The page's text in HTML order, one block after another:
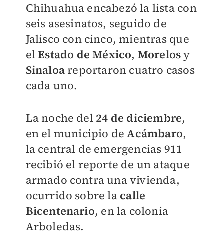
Chihuahua encabezó la lista con
seis asesinatos, seguido de
Jalisco con cinco, mientras que
elEstado de México, Morelosy
Sinaloareportaron cuatro casos
cada uno.
La noche del 24 de diciembre,
en el municipio deAcámbaro,
la central de emergencias 911
recibió el reporte de un ataque
armado contra una vivienda,
ocurrido sobre la calle
Bicentenario, en la colonia
Arboledas.